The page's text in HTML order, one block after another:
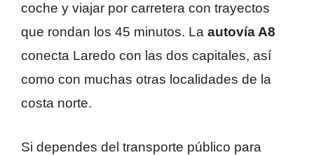
coche y viajar por carretera con trayectos
que rondan los 45 minutos. La autovía A8
conecta Laredo con las dos capitales, así
como con muchas otras localidades de la
costa norte.
Si dependes del transporte público para